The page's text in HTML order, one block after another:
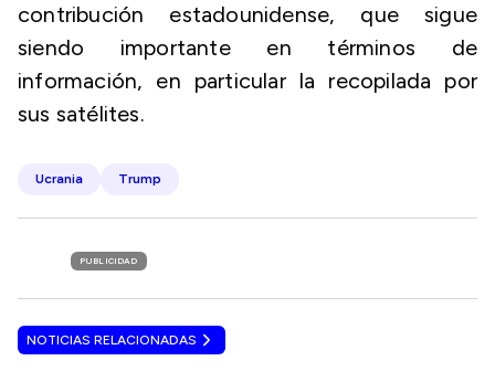
contribución estadounidense, que sigue
siendo importante en términos de
información, en particular la recopilada por
sus satélites.
Ucrania Trump
PUBLICIDAD
NOTICIAS RELACIONADAS